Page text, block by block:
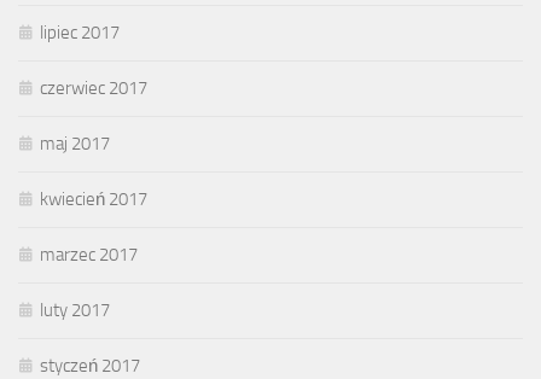
lipiec 2017
czerwiec 2017
maj 2017
kwiecień 2017
marzec 2017
luty 2017
styczeń 2017